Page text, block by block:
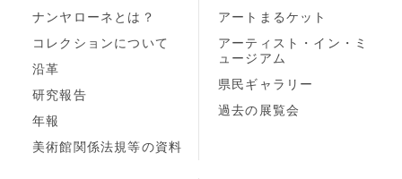
ナンヤローネとは？
コレクションについて
沿革
研究報告
年報
美術館関係法規等の資料
アートまるケット
アーティスト・イン・ミ
ュージアム
県民ギャラリー
過去の展覧会